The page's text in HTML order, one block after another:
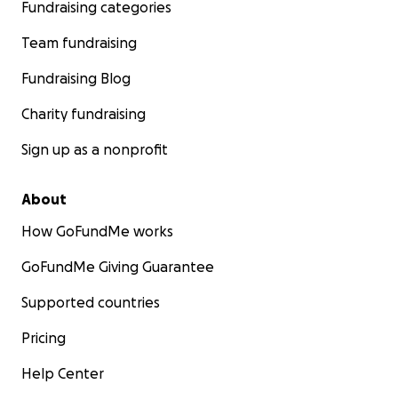
Fundraising categories
Team fundraising
Fundraising Blog
Charity fundraising
Sign up as a nonprofit
About
How GoFundMe works
GoFundMe Giving Guarantee
Supported countries
Pricing
Help Center